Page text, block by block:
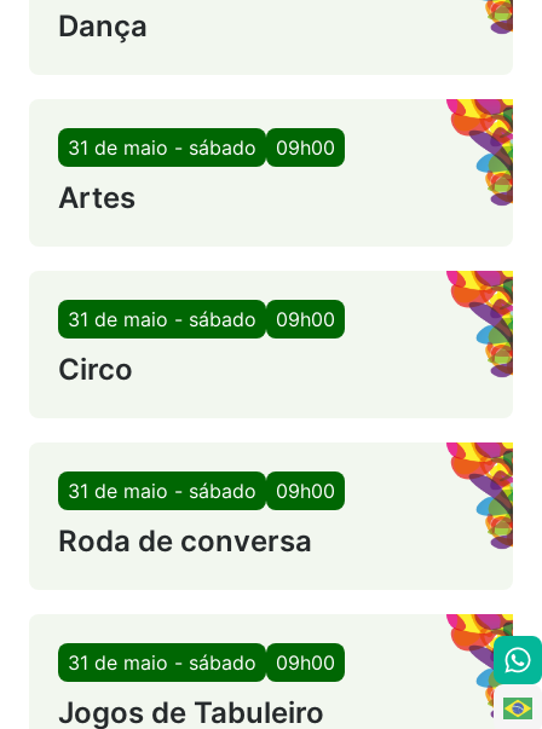
Dança
31 de maio - sábado 09h00
Artes
31 de maio - sábado 09h00
Circo
31 de maio - sábado 09h00
Roda de conversa
31 de maio - sábado 09h00
Jogos de Tabuleiro